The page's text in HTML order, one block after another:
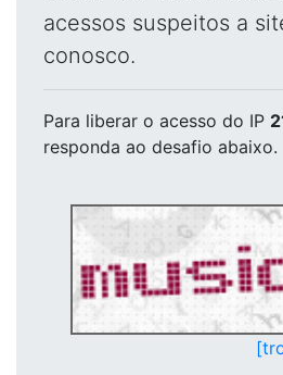
acessos suspeitos a
conosco.
Para liberar o acesso do IP
responda ao desafio abaixo.